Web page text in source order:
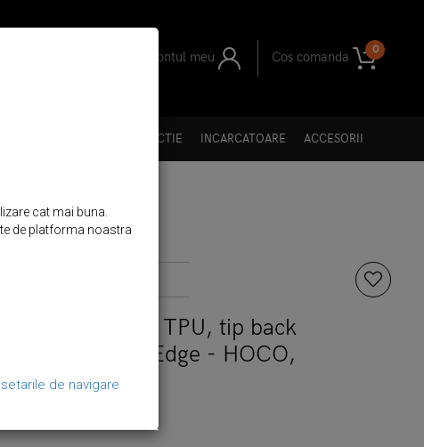
Contul meu 0
Cos comanda
FOLII PROTECTIE INCARCATOARE ACCESORII
din silicon + TPU, tip back
Galaxy S7 Edge - HOCO,
Transparent
cat mai buna.
de platforma noastra
de navigare